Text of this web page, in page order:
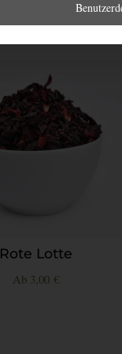
Rote Lotte
Ab 3,00 €